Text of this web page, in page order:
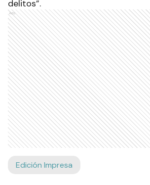
delitos”.
Ads
Edición Impresa